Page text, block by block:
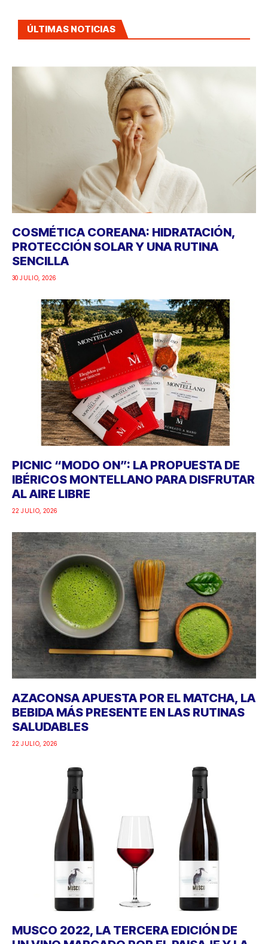
ÚLTIMAS NOTICIAS
COSMÉTICA COREANA: HIDRATACIÓN,
PROTECCIÓN SOLAR Y UNA RUTINA
SENCILLA
30 JULIO, 2026
PICNIC “MODO ON”: LA PROPUESTA DE
IBÉRICOS MONTELLANO PARA DISFRUTAR
AL AIRE LIBRE
22 JULIO, 2026
AZACONSA APUESTA POR EL MATCHA, LA
BEBIDA MÁS PRESENTE EN LAS RUTINAS
SALUDABLES
22 JULIO, 2026
MUSCO 2022, LA TERCERA EDICIÓN DE